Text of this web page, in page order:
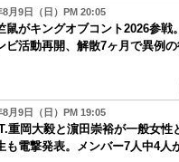
8月9日（日）PM 20:05
鼠がキングオブコント2026参戦
ビ活動再開、解散7ヶ月で異例の
8月9日（日）PM 19:05
重岡大毅と濵田崇裕が一般女性
も電撃発表。メンバー7人中4人